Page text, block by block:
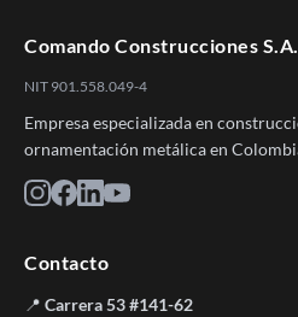
Comando Construcciones
NIT 901.558.049-4
Empresa especializada en
ornamentación metálica en
Contacto
📍 Carrera 53 #141-62